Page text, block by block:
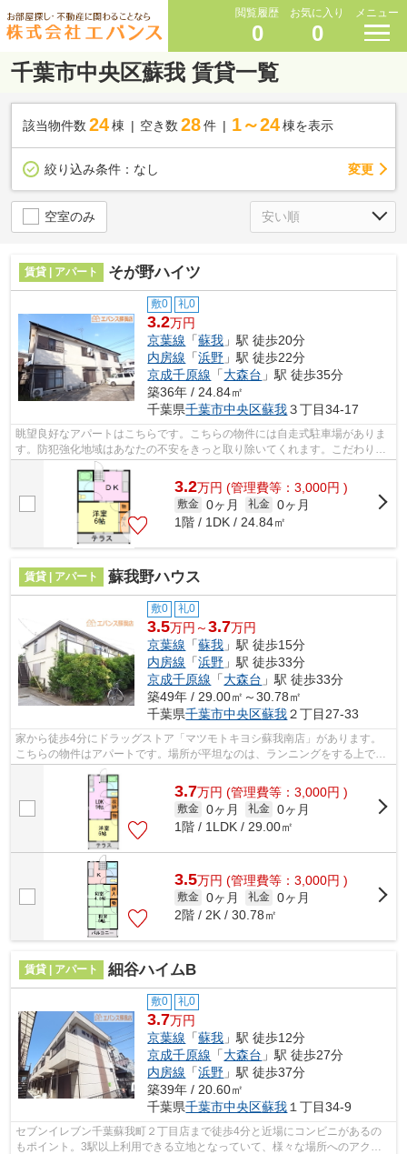
閲覧履歴
0
お気に入り
0
メニュー
千葉市中央区蘇我 賃貸一覧
該当物件数 24棟 空き数 28 件 1～24 棟を表示
絞り込み条件： なし 変更
空室のみ
賃貸 | アパート そが野ハイツ
敷0 礼0
3.2万円
京葉線 「蘇我 」駅 徒歩20分
内房線 「浜野 」駅 徒歩22分
京成千原線 「大森台 」駅 徒歩35分
築36年 / 24.84㎡
千葉県千葉市中央区蘇我３丁目34-17
眺望良好なアパートはこちらです。こちらの物件には自走式駐車場がありま
す。防犯強化地域はあなたの不安をきっと取り除いてくれます。こだわりポ
イント満載のそが野ハイツ。エバンス...
3.2万円 (管理費等：3,000円 )
敷金 0ヶ月 礼金 0ヶ月
1階 / 1DK / 24.84㎡
賃貸 | アパート 蘇我野ハウス
敷0 礼0
3.5万円～3.7万円
京葉線 「蘇我 」駅 徒歩15分
内房線 「浜野 」駅 徒歩33分
京成千原線 「大森台 」駅 徒歩33分
築49年 / 29.00㎡～30.78㎡
千葉県千葉市中央区蘇我２丁目27-33
家から徒歩4分にドラッグストア「マツモトキヨシ蘇我南店」があります。
こちらの物件はアパートです。場所が平坦なのは、ランニングをする上で抑
えたいポイントですね。当社イチオシの...
3.7万円 (管理費等：3,000円 )
敷金 0ヶ月 礼金 0ヶ月
1階 / 1LDK / 29.00㎡
3.5万円 (管理費等：3,000円 )
敷金 0ヶ月 礼金 0ヶ月
2階 / 2K / 30.78㎡
賃貸 | アパート 細谷ハイムB
敷0 礼0
3.7万円
京葉線 「蘇我 」駅 徒歩12分
京成千原線 「大森台 」駅 徒歩27分
内房線 「浜野 」駅 徒歩37分
築39年 / 20.60㎡
千葉県千葉市中央区蘇我 １丁目34-9
セブンイレブン千葉蘇我町２丁目店まで徒歩4分と近場にコンビニがあるの
もポイント。3駅以上利用できる立地となっていて、様々な場所へのアクセ